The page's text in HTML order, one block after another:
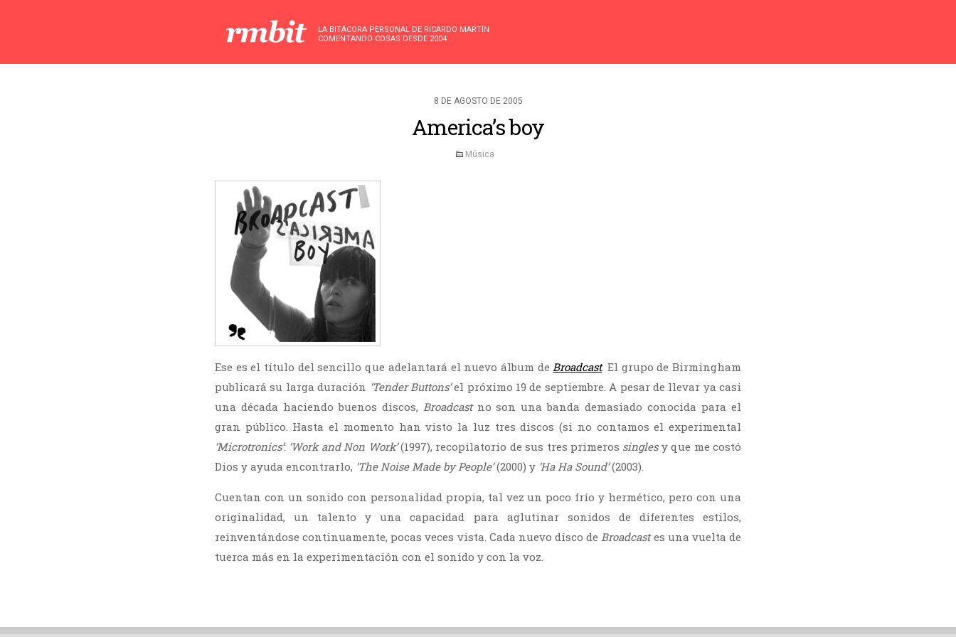
LA BITÁCORA PERSONAL DE RICARDO MARTÍN
COMENTANDO COSAS DESDE 2004
8 DE AGOSTO DE 2005
America’s boy
Música
Ese es el título del sencillo que adelantará el nuevo álbum deBroadcast. El grupo de Birmingham
publicará su larga duración ‘Tender Buttons’el próximo 19 de septiembre. A pesar de llevar ya casi
una década haciendo buenos discos, Broadcastno son una banda demasiado conocida para el
gran público. Hasta el momento han visto la luz tres discos (si no contamos el experimental
‘Microtronics’: ‘Work and Non Work’(1997), recopilatorio de sus tres primeros singlesy que me costó
Dios y ayuda encontrarlo, ‘The Noise Made by People’(2000) y ‘Ha Ha Sound’(2003).
Cuentan con un sonido con personalidad propia, tal vez un poco frío y hermético, pero con una
originalidad, un talento y una capacidad para aglutinar sonidos de diferentes estilos,
reinventándose continuamente, pocas veces vista. Cada nuevo disco deBroadcastes una vuelta de
tuerca más en la experimentación con el sonido y con la voz.